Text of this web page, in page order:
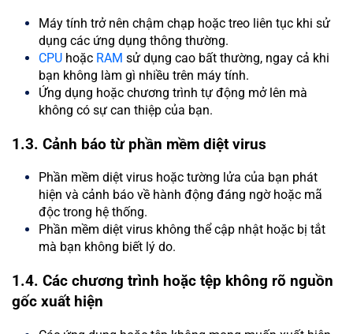
Máy tính trở nên chậm chạp hoặc treo liên tục khi sử
dụng các ứng dụng thông thường.
CPU hoặc RAM sử dụng cao bất thường, ngay cả khi
bạn không làm gì nhiều trên máy tính.
Ứng dụng hoặc chương trình tự động mở lên mà
không có sự can thiệp của bạn.
1.3. Cảnh báo từ phần mềm diệt virus
Phần mềm diệt virus hoặc tường lửa của bạn phát
hiện và cảnh báo về hành động đáng ngờ hoặc mã
độc trong hệ thống.
Phần mềm diệt virus không thể cập nhật hoặc bị tắt
mà bạn không biết lý do.
1.4. Các chương trình hoặc tệp không rõ nguồn
gốc xuất hiện